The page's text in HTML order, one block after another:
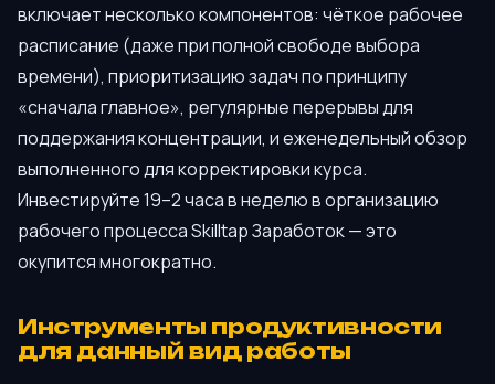
включает несколько компонентов: чёткое рабочее
расписание (даже при полной свободе выбора
времени), приоритизацию задач по принципу
«сначала главное», регулярные перерывы для
поддержания концентрации, и еженедельный обзор
выполненного для корректировки курса.
Инвестируйте 19–2 часа в неделю в организацию
рабочего процесса Skilltap Заработок — это
окупится многократно.
Инструменты продуктивности
для данный вид работы